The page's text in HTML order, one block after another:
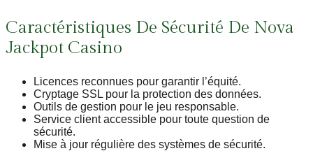
Caractéristiques De Sécurité De Nova
Jackpot Casino
Licences reconnues pour garantir l’équité.
Cryptage SSL pour la protection des données.
Outils de gestion pour le jeu responsable.
Service client accessible pour toute question de
sécurité.
Mise à jour régulière des systèmes de sécurité.